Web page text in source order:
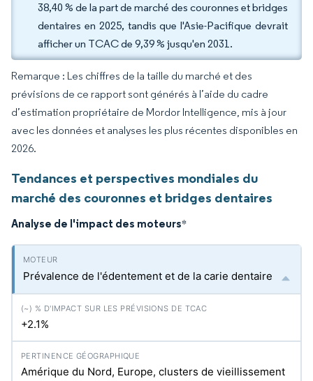
38,40 % de la part de marché des couronnes et bridges
dentaires en 2025, tandis que l'Asie-Pacifique devrait
afficher un TCAC de 9,39 % jusqu'en 2031.
Remarque : Les chiffres de la taille du marché et des
prévisions de ce rapport sont générés à l’aide du cadre
d’estimation propriétaire de Mordor Intelligence, mis à jour
avec les données et analyses les plus récentes disponibles en
2026.
Tendances et perspectives mondiales du
marché des couronnes et bridges dentaires
Analyse de l'impact des moteurs*
Prévalence de l'édentement et de la carie dentaire
+2.1%
Amérique du Nord, Europe, clusters de vieillissement